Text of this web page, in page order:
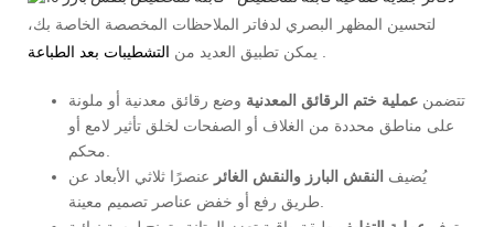
لتحسين المظهر البصري لدفاتر الملاحظات المخصصة الخاصة بك،
يمكن تطبيق العديد من التشطيبات بعد الطباعة
تتضمنعملية ختم الرقائق المعدنية وضع رقائق معدنية أو ملونة
على مناطق محددة من الغلاف أو الصفحات لخلق تأثير لامع أو
يُضيف النقش البارز والنقش الغائر عنصرًا ثلاثي الأبعاد عن
طريق رفع أو خفض عناصر تصميم معينة.